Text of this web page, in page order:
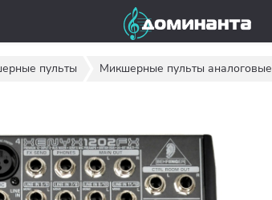
пульты Микшерные пульты аналоговые